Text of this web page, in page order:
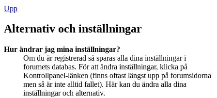
Upp
Alternativ och inställningar
Hur ändrar jag mina inställningar?
Om du är registrerad så sparas alla dina inställningar i
forumets databas. För att ändra inställningar, klicka på
Kontrollpanel-länken (finns oftast längst upp på forumsidorna
men så är inte alltid fallet). Här kan du ändra alla dina
inställningar och alternativ.